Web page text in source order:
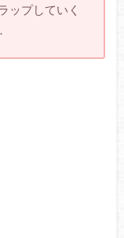
ップしていく